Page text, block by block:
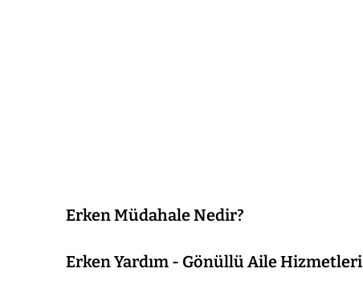
Erken Müdahale Nedir?
Erken Yardım - Gönüllü Aile Hizmetleri